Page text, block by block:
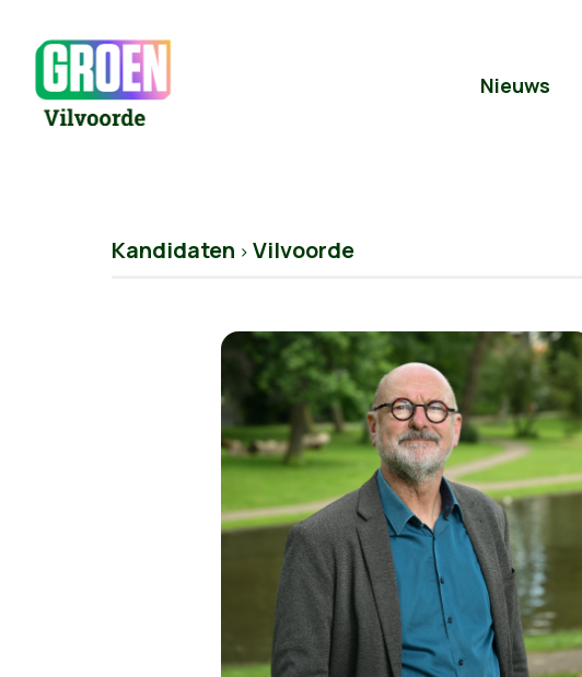
Nieuws
Kandidaten > Vilvoorde